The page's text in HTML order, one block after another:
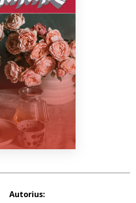
+370 667 80 541
info@elvislab.lt
Autorius: